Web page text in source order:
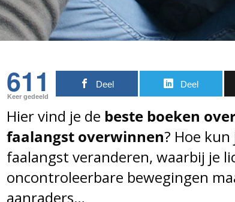
611
Keer gedeeld
Deel Deel
Hier vind je de beste boeken
faalangst overwinnen? Hoe
faalangst veranderen, waarbij je
oncontroleerbare bewegingen
aanraders…